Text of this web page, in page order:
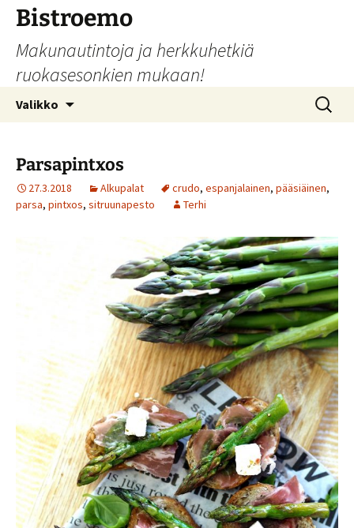
Siirry
sisältöön
Bistroemo
Makunautintoja ja herkkuhetkiä
ruokasesonkien mukaan!
Valikko Haku:
Parsapintxos
27.3.2018 Alkupalat crudo, espanjalainen, pääsiäinen,
parsa, pintxos, sitruunapesto Terhi